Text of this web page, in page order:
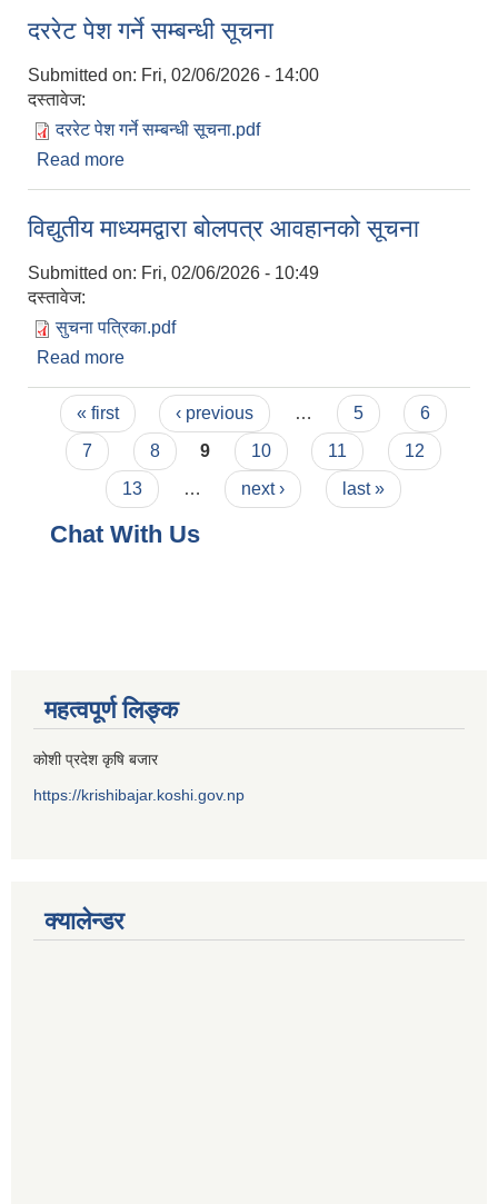
दररेट पेश गर्ने सम्बन्धी सूचना
Submitted on: Fri, 02/06/2026 - 14:00
दस्तावेज:
दररेट पेश गर्ने सम्बन्धी सूचना.pdf
Read more
विद्युतीय माध्यमद्वारा बोलपत्र आवहानको सूचना
Submitted on: Fri, 02/06/2026 - 10:49
दस्तावेज:
सुचना पत्रिका.pdf
Read more
Pages
« first ‹ previous … 5
6
7
8 9 10 11
12
13
… next › last »
Chat With Us
महत्वपूर्ण लिङ्क
कोशी प्रदेश कृषि बजार
https://krishibajar.koshi.gov.np
क्यालेन्डर